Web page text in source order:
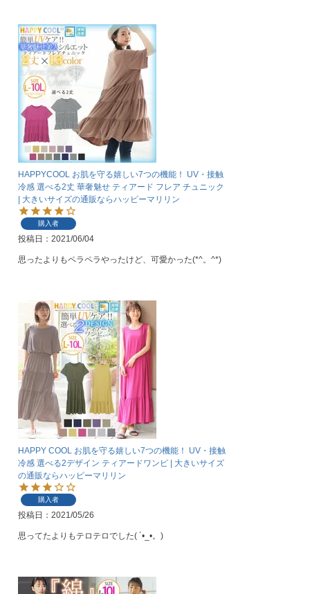
HAPPYCOOL お肌を守る嬉しい7つの機能！ UV・接触
冷感 選べる2丈 華奢魅せ ティアード フレア チュニック
| 大きいサイズの通販ならハッピーマリリン
購入者
投稿日 2021/06/04
思ったよりもペラペラやったけど、可愛かった(*^。^*)
HAPPY COOL お肌を守る嬉しい7つの機能！ UV・接触
冷感 選べる2デザイン ティアードワンピ | 大きいサイズ
の通販ならハッピーマリリン
購入者
投稿日 2021/05/26
思ってたよりもテロテロでした( ´•_•。)